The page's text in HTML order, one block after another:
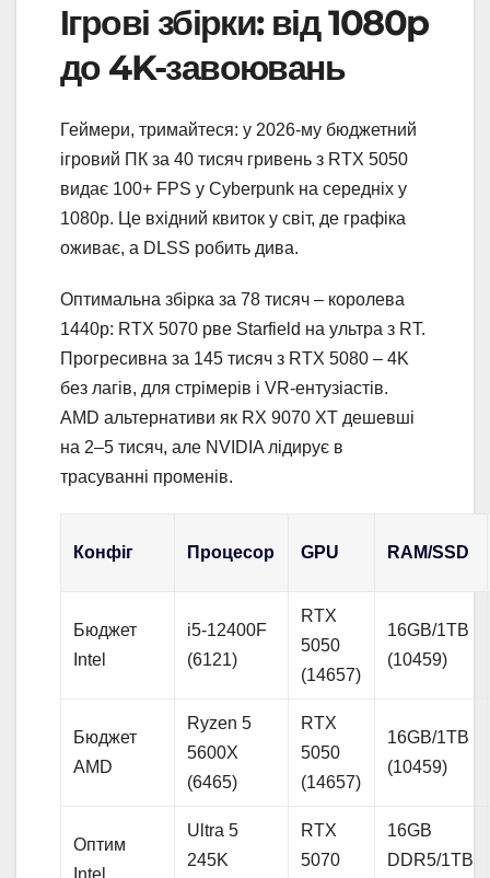
Ігрові збірки: від 1080p
до 4K-завоювань
Геймери, тримайтеся: у 2026-му бюджетний
ігровий ПК за 40 тисяч гривень з RTX 5050
видає 100+ FPS у Cyberpunk на середніх у
1080p. Це вхідний квиток у світ, де графіка
оживає, а DLSS робить дива.
Оптимальна збірка за 78 тисяч – королева
1440p: RTX 5070 рве Starfield на ультра з RT.
Прогресивна за 145 тисяч з RTX 5080 – 4K
без лагів, для стрімерів і VR-ентузіастів.
AMD альтернативи як RX 9070 XT дешевші
на 2–5 тисяч, але NVIDIA лідирує в
трасуванні променів.
Конфіг Процесор GPU RAM/SSD
Бюджет
Intel
i5-12400F
(6121)
RTX
5050
(14657)
16GB/1TB
(10459)
Бюджет
AMD
Ryzen 5
5600X
(6465)
RTX
5050
(14657)
16GB/1TB
(10459)
Оптим
Intel
Ultra 5
245K
RTX
5070
16GB
DDR5/1TB